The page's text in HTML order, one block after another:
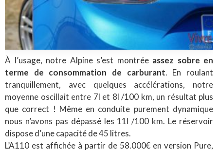
À l’usage, notre Alpine s’est montrée assez sobre en
terme de consommation de carburant. En roulant
tranquillement, avec quelques accélérations, notre
moyenne oscillait entre 7l et 8l /100 km, un résultat plus
que correct ! Même en conduite purement dynamique
nous n’avons pas dépassé les 11l /100 km. Le réservoir
dispose d’une capacité de 45 litres.
L’A110 est affichée à partir de 58.000€ en version Pure,